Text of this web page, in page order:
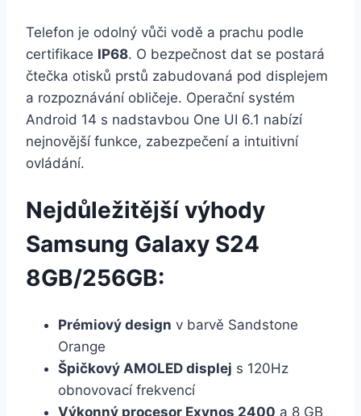
Telefon je odolný vůči vodě a prachu podle
certifikace IP68. O bezpečnost dat se postará
čtečka otisků prstů zabudovaná pod displejem
a rozpoznávání obličeje. Operační systém
Android 14 s nadstavbou One UI 6.1 nabízí
nejnovější funkce, zabezpečení a intuitivní
ovládání.
Nejdůležitější výhody
Samsung Galaxy S24
8GB/256GB:
Prémiový design v barvě Sandstone
Orange
Špičkový AMOLED displej s 120Hz
obnovovací frekvencí
Výkonný procesor Exynos 2400 a 8 GB